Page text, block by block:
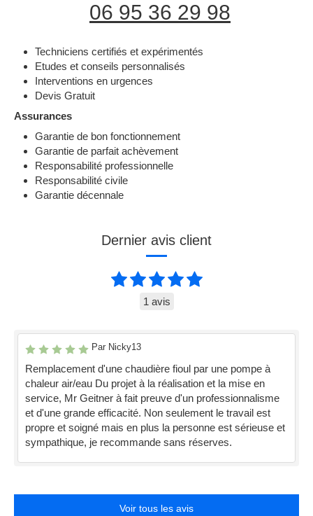
06 95 36 29 98
Techniciens certifiés et expérimentés
Etudes et conseils personnalisés
Interventions en urgences
Devis Gratuit
Assurances
Garantie de bon fonctionnement
Garantie de parfait achèvement
Responsabilité professionnelle
Responsabilité civile
Garantie décennale
Dernier avis client
1 avis
Par Nicky13
Remplacement d'une chaudière fioul par une pompe à
chaleur air/eau Du projet à la réalisation et la mise en
service, Mr Geitner à fait preuve d'un professionnalisme
et d'une grande efficacité. Non seulement le travail est
propre et soigné mais en plus la personne est sérieuse et
sympathique, je recommande sans réserves.
Voir tous les avis